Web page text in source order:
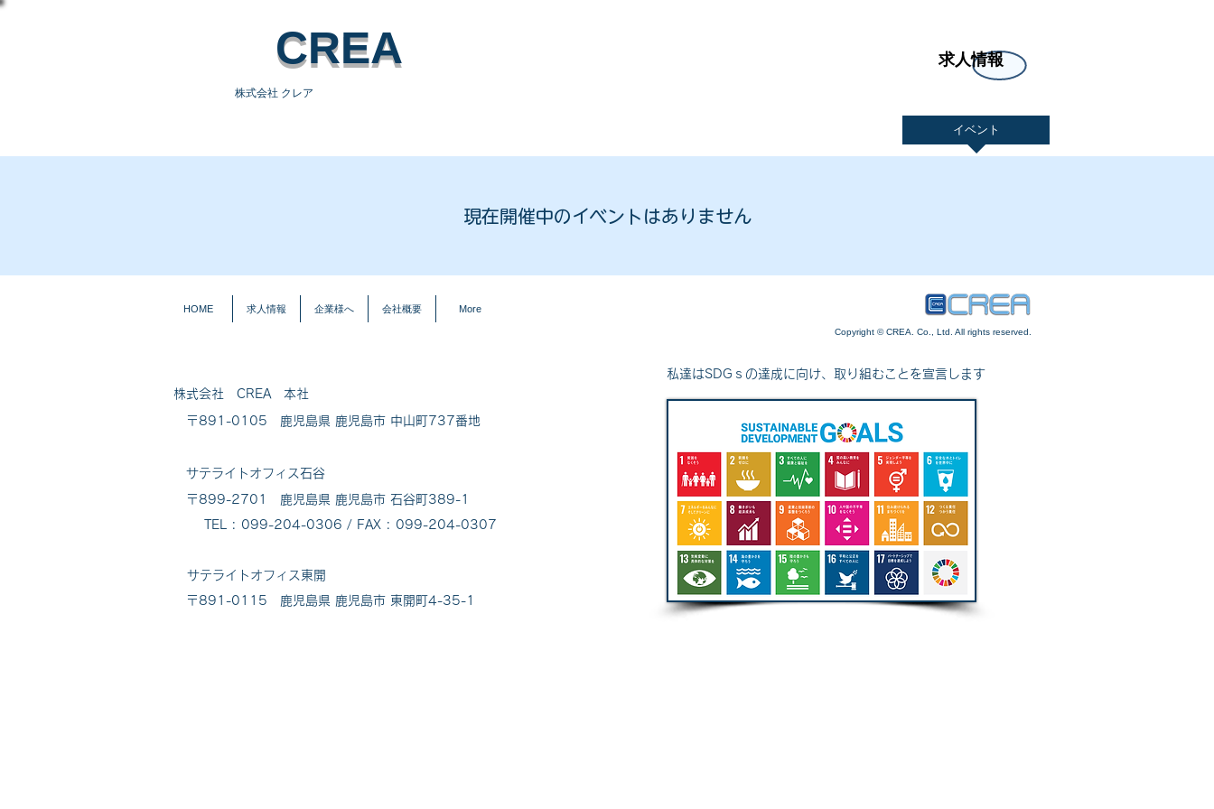
​CREA 求人情報
株式会社 クレア
イベント
現在開催中のイベントはありません
HOME 求人情報 企業様へ 会社概要 More
Copyright © CREA. Co., Ltd. All rights reserved.
株式会社 CREA 本社
〒891-0105 鹿児島県 鹿児島市 中山町737番地
サテライトオフィス石谷
〒899-2701 鹿児島県 鹿児島市 石谷町389-1
TEL : 099-204-0306 / FAX : 099-204-0307
サテライトオフィス東開
〒891-0115 鹿児島県 鹿児島市 東開町4-35-1
私達はSDGｓの達成に向け、取り組むことを宣言します